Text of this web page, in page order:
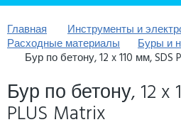
Главная
Инструменты и
Расходные материалы
Буры и
Бур по бетону, 12 x 110 мм, SDS
Бур по бетону, 12 x
PLUS Matrix